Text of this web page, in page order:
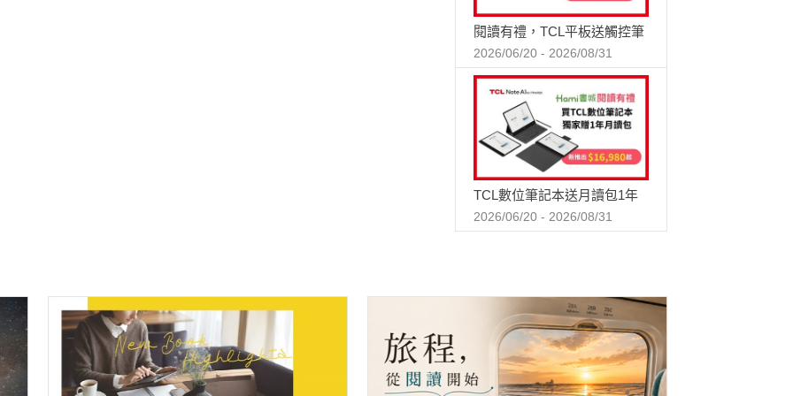
閱讀有禮，TCL平板送觸控筆
2026/06/20 - 2026/08/31
TCL數位筆記本送月讀包1年
2026/06/20 - 2026/08/31